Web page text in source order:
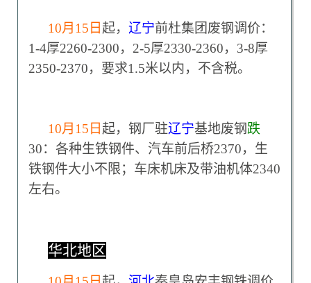
10月15日 起， 辽宁前杜集团废钢调价：
1-4厚2260-2300，2-5厚2330-2360，3-8厚
2350-2370，要求1.5米以内，不含税。
10月15日 起，钢厂驻辽宁基地废钢跌
30：各种生铁钢件、汽车前后桥2370，生
铁钢件大小不限；车床机床及带油机体2340
左右。
华北地区